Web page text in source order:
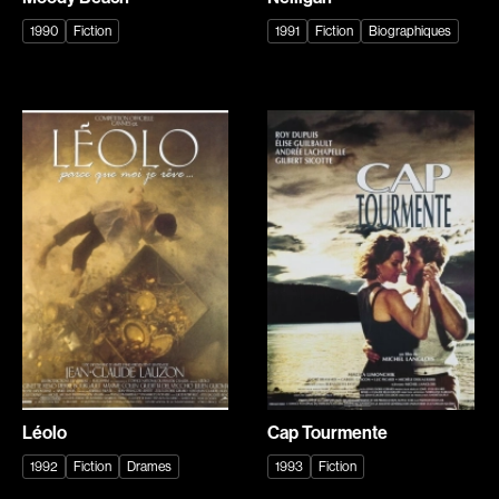
Bastien Jephté
Baylaucq Philippe
Beaulieu Renée
Beaulieu-Cyr Jonathan
Bédard Marcotte Sophie
Bélanger Louis
Bélanger Fernand
Benjelloun Hassan
Benoit Jacques W.
Benoit Denyse
Bensaddek Bachir
Bergeron Bernard
Bergman Marta
Bernasconi Fulvio
Bernier David
Bernier Jean-Paul
Berry Tom
Bertalan Attila
Bérubé Claude
Bigras Dan
Binamé Charles
Binisti Thierry
1990 Fiction 1991 Fiction Biographiques
Léolo
1992 Fiction Drames
Cap Tourmente
1993 Fiction